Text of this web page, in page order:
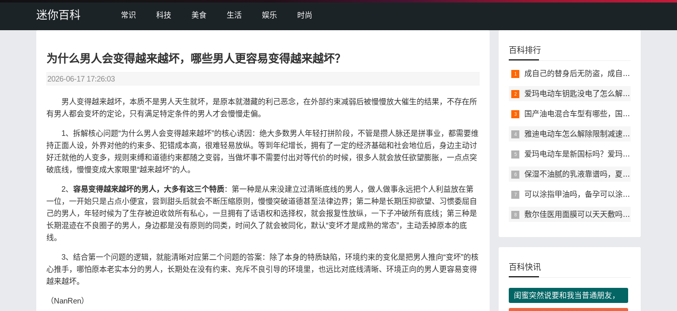
迷你百科 常识 科技 美食 生活 娱乐 时尚
为什么男人会变得越来越坏，哪些男人更容易变得越来越坏？
2026-06-17 17:26:03
男人变得越来越坏，本质不是男人天生就坏，是原本就潜藏的利己恶念，在外部约束减弱后被慢慢放大催生的结果，不存在所
有男人都会变坏的定论，只有满足特定条件的男人才会慢慢走偏。
1、拆解核心问题“为什么男人会变得越来越坏”的核心诱因：绝大多数男人年轻打拼阶段，不管是攒人脉还是拼事业，都需要维
持正面人设，外界对他的约束多、犯错成本高，很难轻易放纵。等到年纪增长，拥有了一定的经济基础和社会地位后，身边主动讨
好迁就他的人变多，规则束缚和道德约束都随之变弱，当做坏事不需要付出对等代价的时候，很多人就会放任欲望膨胀，一点点突
破底线，慢慢变成大家眼里“越来越坏”的人。
2、 容易变得越来越坏的男人，大多有这三个特质：第一种是从来没建立过清晰底线的男人，做人做事永远把个人利益放在第
一位，一开始只是占点小便宜，尝到甜头后就会不断压缩原则，慢慢突破道德甚至法律边界；第二种是长期压抑欲望、习惯委屈自
己的男人，年轻时候为了生存被迫收敛所有私心，一旦拥有了话语权和选择权，就会报复性放纵，一下子冲破所有底线；第三种是
长期混迹在不良圈子的男人，身边都是没有原则的同类，时间久了就会被同化，默认“变坏才是成熟的常态”，主动丢掉原本的底
线。
3、结合第一个问题的逻辑，就能清晰对应第二个问题的答案：除了本身的特质缺陷，环境约束的变化是把男人推向“变坏”的核
心推手，哪怕原本老实本分的男人，长期处在没有约束、充斥不良引导的环境里，也远比对底线清晰、环境正向的男人更容易变得
越来越坏。
（NanRen）
百科排行
成自己的替身后无防盗，成自己的替身后哪里能看完整无删减版本
爱玛电动车钥匙没电了怎么解锁，备用钥匙找不到还能开门吗
国产油电混合车型有哪些，国产油电混动高性价比值得选的有哪些
雅迪电动车怎么解除限制减速，解除速度限制后对车有影响吗
爱玛电动车是新国标吗？爱玛符合新国标能正常上牌吗？
保湿不油腻的乳液靠谱吗，夏天有哪些值得入手？
可以涂指甲油吗，备孕可以涂指甲油吗
敷尔佳医用面膜可以天天敷吗？正确敷用频率是多少？
百科快讯
闺蜜突然说要和我当普通朋友，
我还要挽留这段关系吗？